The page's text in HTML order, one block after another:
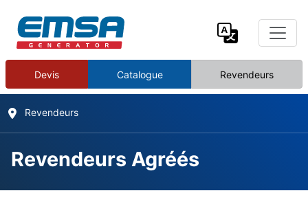
Devis Catalogue Revendeurs
Revendeurs
Revendeurs Agréés